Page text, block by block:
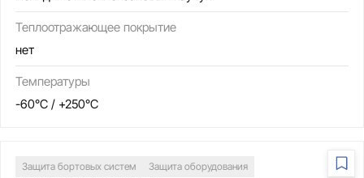
Теплоотражающее покрытие
нет
Температуры
-60°C / +250°C
Защита бортовых систем Защита оборудования